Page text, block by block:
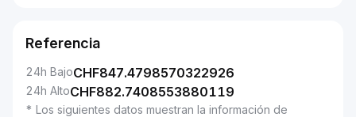
Referencia
24h BajoCHF847.4798570322926
24h AltoCHF882.7408553880119
* Los siguientes datos muestran la información de